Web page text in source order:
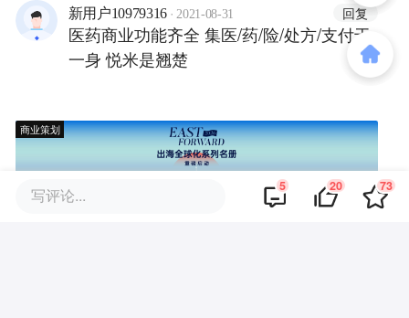
新用户10979316 · 2021-08-31 回复
医药商业功能齐全 集医/药/险/处方/支付于
一身 悦米是翘楚
商业策划
写评论... 5 20 73